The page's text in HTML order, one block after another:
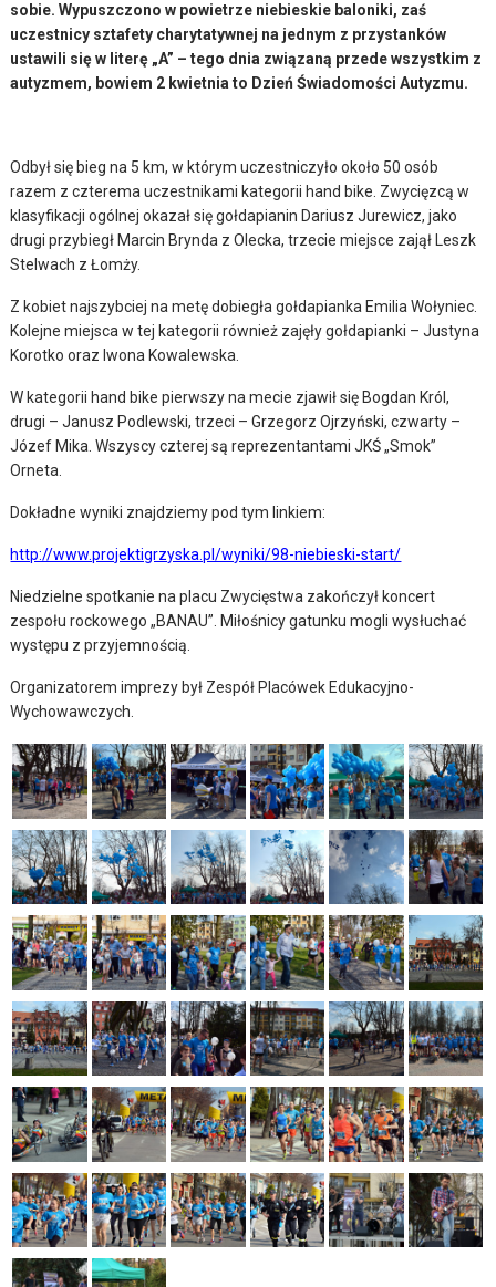
sobie. Wypuszczono w powietrze niebieskie baloniki, zaś
uczestnicy sztafety charytatywnej na jednym z przystanków
ustawili się w literę „A” – tego dnia związaną przede wszystkim z
autyzmem, bowiem 2 kwietnia to Dzień Świadomości Autyzmu.
Odbył się bieg na 5 km, w którym uczestniczyło około 50 osób
razem z czterema uczestnikami kategorii hand bike. Zwycięzcą w
klasyfikacji ogólnej okazał się gołdapianin Dariusz Jurewicz, jako
drugi przybiegł Marcin Brynda z Olecka, trzecie miejsce zajął Leszk
Stelwach z Łomży.
Z kobiet najszybciej na metę dobiegła gołdapianka Emilia Wołyniec.
Kolejne miejsca w tej kategorii również zajęły gołdapianki – Justyna
Korotko oraz Iwona Kowalewska.
W kategorii hand bike pierwszy na mecie zjawił się Bogdan Król,
drugi – Janusz Podlewski, trzeci – Grzegorz Ojrzyński, czwarty –
Józef Mika. Wszyscy czterej są reprezentantami JKŚ „Smok”
Orneta.
Dokładne wyniki znajdziemy pod tym linkiem:
http://www.projektigrzyska.pl/wyniki/98-niebieski-start/
Niedzielne spotkanie na placu Zwycięstwa zakończył koncert
zespołu rockowego „BANAU”. Miłośnicy gatunku mogli wysłuchać
występu z przyjemnością.
Organizatorem imprezy był Zespół Placówek Edukacyjno-
Wychowawczych.